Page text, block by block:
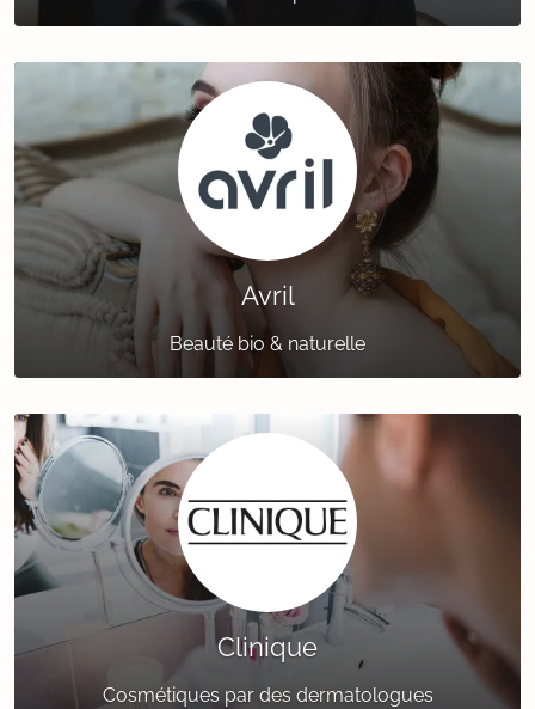
Avril
Beauté bio & naturelle
Clinique
Cosmétiques par des dermatologues